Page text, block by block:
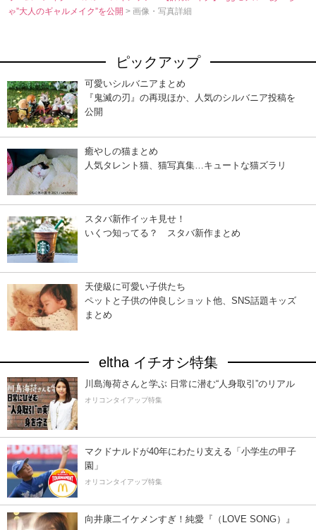
ゃ”大人のギャルメイク”を公開> 画像・写真詳細
ピックアップ
可愛いシルバニアまとめ
『鬼滅の刃』の再現ほか、人気のシルバニア投稿を
公開
癒やしの猫まとめ
人気タレント猫、猫写真集…キュートな猫ズラリ
スタバ新作イッキ見せ！
いくつ知ってる？ スタバ新作まとめ
天使級に可愛い子供たち
ペットと子供の仲良しショット他、SNS話題キッズ
まとめ
eltha イチオシ特集
川島海荷さんと学ぶ 日常に潜む“人身取引”のリアル
オリコンタイアップ特集
マクドナルドが40年にわたり支える「小学生の甲子
園」
オリコンタイアップ特集
向井康二イケメンすぎ！純愛『（LOVE SONG）』